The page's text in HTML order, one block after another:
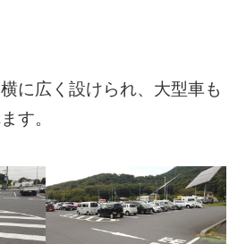
に広く設けられ、大型車も
す。